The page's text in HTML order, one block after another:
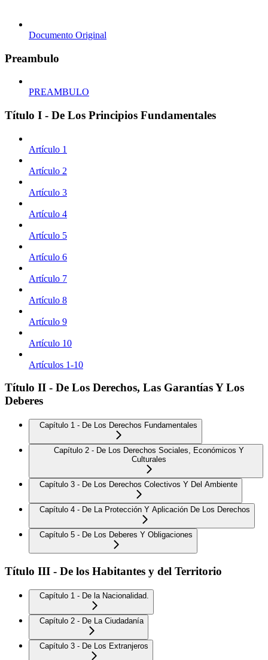
Documento Original
Preambulo
PREAMBULO
Título I - De Los Principios Fundamentales
Artículo 1
Artículo 2
Artículo 3
Artículo 4
Artículo 5
Artículo 6
Artículo 7
Artículo 8
Artículo 9
Artículo 10
Artículos 1-10
Título II - De Los Derechos, Las Garantías Y Los
Deberes
Capítulo 1 - De Los Derechos Fundamentales
Capítulo 2 - De Los Derechos Sociales, Económicos Y
Culturales
Capítulo 3 - De Los Derechos Colectivos Y Del Ambiente
Capítulo 4 - De La Protección Y Aplicación De Los Derechos
Capítulo 5 - De Los Deberes Y Obligaciones
Título III - De los Habitantes y del Territorio
Capítulo 1 - De la Nacionalidad.
Capítulo 2 - De La Ciudadanía
Capítulo 3 - De Los Extranjeros